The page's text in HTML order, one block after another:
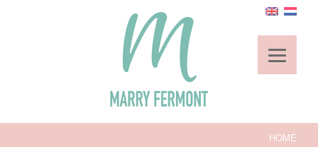
HOME